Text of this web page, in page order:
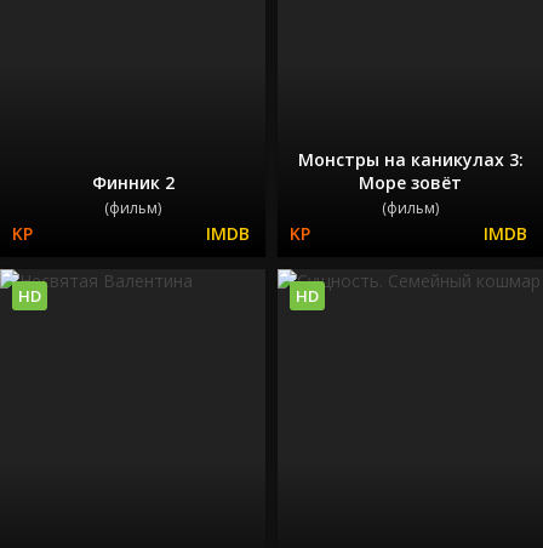
Финник 2
(фильм)
Монстры на каникулах 3:
Море зовёт
(фильм)
HD HD